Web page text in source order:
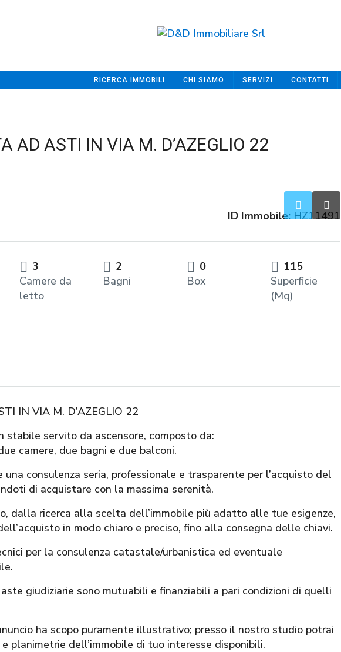
RICERCA IMMOBILI CHI SIAMO SERVIZI CONTATTI
AD ASTI IN VIA M. D’AZEGLIO 22
ID Immobile:HZ11491
3
Camere da
letto
2
Bagni
0
Box
115
Superficie
(Mq)
IN VIA M. D’AZEGLIO 22
stabile servito da ascensore, composto da:
camere, due bagni e due balconi.
consulenza seria, professionale e trasparente per l’acquisto del
di acquistare con la massima serenità.
dalla ricerca alla scelta dell’immobile più adatto alle tue esigenze,
in modo chiaro e preciso, fino alla consegna delle chiavi.
per la consulenza catastale/urbanistica ed eventuale
giudiziarie sono mutuabili e finanziabili a pari condizioni di quelli
ha scopo puramente illustrativo; presso il nostro studio potrai
planimetrie dell’immobile di tuo interesse disponibili.